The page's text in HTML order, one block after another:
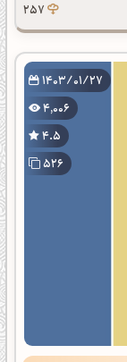
257
1403/01/27
4,006
4.5
526